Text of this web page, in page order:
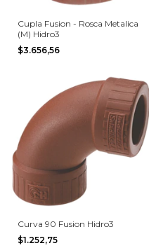
Cupla Fusion - Rosca Metalica
(M) Hidro3
$3.656,56
Curva 90 Fusion Hidro3
$1.252,75